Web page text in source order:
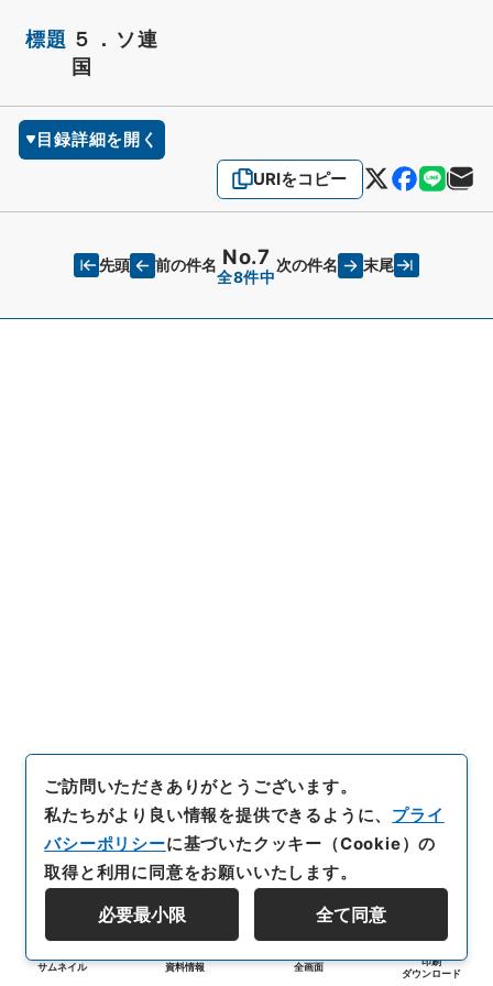
標題 ５．ソ連
国
目録詳細を開く
URIをコピー
先頭 前の件名 No.7
全8件中
次の件名 末尾
サムネイル 資料情報 全画面
印刷
ダウンロード
ご訪問いただきありがとうございます。
私たちがより良い情報を提供できるように、 プライ
バシーポリシーに基づいたクッキー（Cookie）の
取得と利用に同意をお願いいたします。
必要最小限 全て同意